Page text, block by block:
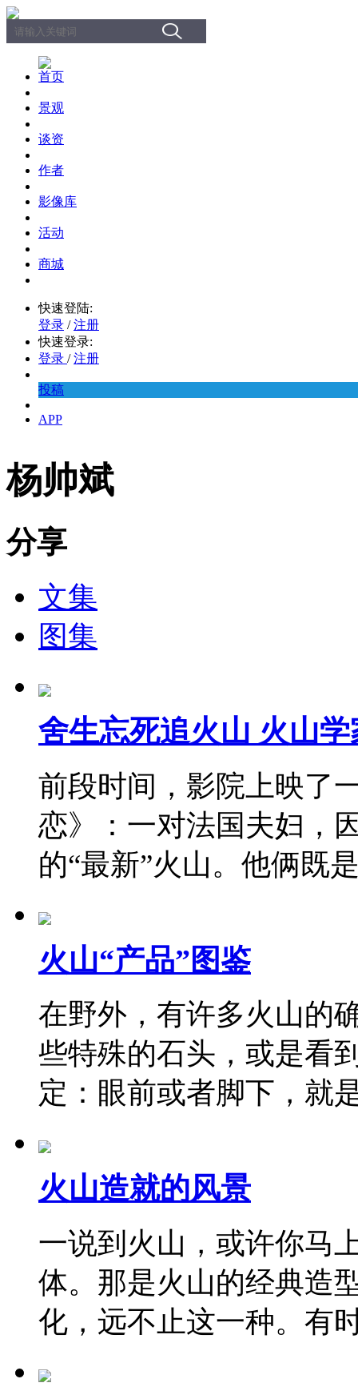
首页
景观
谈资
作者
影像库
活动
商城
快速登陆:
登录 / 注册
快速登录:
登录 / 注册
投稿
APP
杨帅斌
分享
文集
图集
舍生忘死追火山 火山
前段时间，影院上映了
恋》：一对法国夫妇，
的“最新”火山。他俩
火山“产品”图鉴
在野外，有许多火山的
些特殊的石头，或是看
定：眼前或者脚下，就
火山造就的风景
一说到火山，或许你马
体。那是火山的经典造
化，远不止这一种。